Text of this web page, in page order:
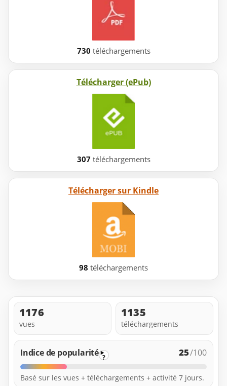
730 téléchargements
Télécharger (ePub)
307 téléchargements
Télécharger sur Kindle
98 téléchargements
1176
vues
1135
téléchargements
Indice de popularité ? 25/100
Basé sur les vues + téléchargements + activité 7 jours.